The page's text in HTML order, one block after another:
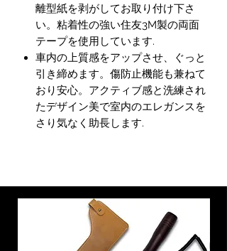
離型紙を剥がしてお取り付け下さ
い。粘着性の強い住友3M製の両面
テープを使用しています.
車内の上質感をアップさせ、ぐっと
引き締めます。傷防止機能も兼ねて
おり安心。アクティブ感と洗練され
たデザイン美で室内のエレガンスを
さり気なく助長します.